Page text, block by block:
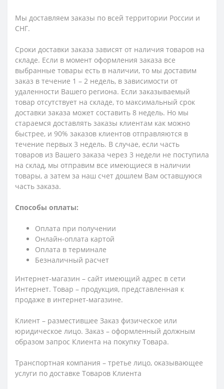
Мы доставляем заказы по всей территории России и
СНГ.
Сроки доставки заказа зависят от наличия товаров на
складе. Если в момент оформления заказа все
выбранные товары есть в наличии, то мы доставим
заказ в течение 1 – 2 недель, в зависимости от
удаленности Вашего региона. Если заказываемый
товар отсутствует на складе, то максимальный срок
доставки заказа может составить 8 недель. Но мы
стараемся доставлять заказы клиентам как можно
быстрее, и 90% заказов клиентов отправляются в
течение первых 3 недель. В случае, если часть
товаров из Вашего заказа через 3 недели не поступила
на склад, мы отправим все имеющиеся в наличии
товары, а затем за наш счет дошлем Вам оставшуюся
часть заказа.
Способы оплаты:
Оплата при получении
Онлайн-оплата картой
Оплата в терминале
Безналичный расчет
Интернет-магазин – сайт имеющий адрес в сети
Интернет. Товар – продукция, представленная к
продаже в интернет-магазине.
Клиент – разместившее Заказ физическое или
юридическое лицо. Заказ – оформленный должным
образом запрос Клиента на покупку Товара.
Транспортная компания – третье лицо, оказывающее
услуги по доставке Товаров Клиента